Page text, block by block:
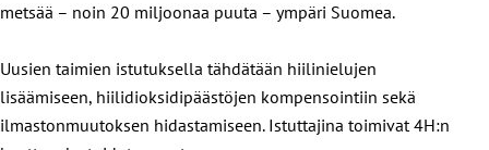
metsää – noin 20 miljoonaa puuta – ympäri Suomea.
Uusien taimien istutuksella tähdätään hiilinielujen
lisäämiseen, hiilidioksidipäästöjen kompensointiin sekä
ilmastonmuutoksen hidastamiseen. Istuttajina toimivat 4H:n